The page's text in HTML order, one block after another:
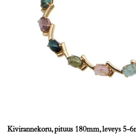
Kivirannekoru, pituus 180mm, leveys 5-